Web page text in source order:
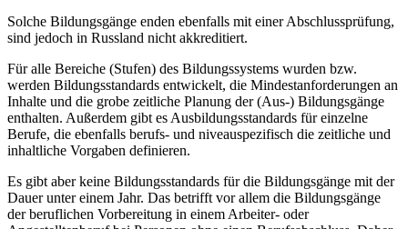
Solche Bildungsgänge enden ebenfalls mit einer Abschlussprüfung,
sind jedoch in Russland nicht akkreditiert.
Für alle Bereiche (Stufen) des Bildungssystems wurden bzw.
werden Bildungsstandards entwickelt, die Mindestanforderungen an
Inhalte und die grobe zeitliche Planung der (Aus-) Bildungsgänge
enthalten. Außerdem gibt es Ausbildungsstandards für einzelne
Berufe, die ebenfalls berufs- und niveauspezifisch die zeitliche und
inhaltliche Vorgaben definieren.
Es gibt aber keine Bildungsstandards für die Bildungsgänge mit der
Dauer unter einem Jahr. Das betrifft vor allem die Bildungsgänge
der beruflichen Vorbereitung in einem Arbeiter- oder